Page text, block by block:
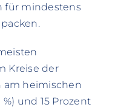
für mindestens
Kreise der
am heimischen
und 15 Prozent